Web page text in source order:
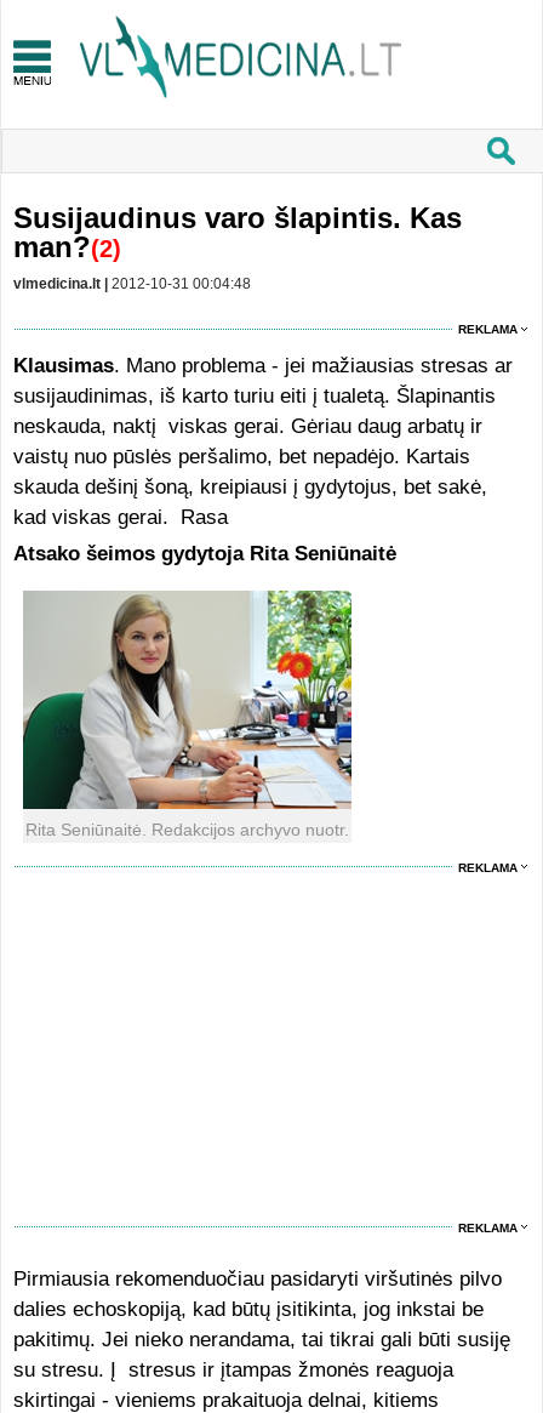
Susijaudinus varo šlapintis. Kas
man?(2)
vlmedicina.lt | 2012-10-31 00:04:48
REKLAMA
Klausimas. Mano problema - jei mažiausias stresas ar
susijaudinimas, iš karto turiu eiti į tualetą. Šlapinantis
neskauda, naktį viskas gerai. Gėriau daug arbatų ir
vaistų nuo pūslės peršalimo, bet nepadėjo. Kartais
skauda dešinį šoną, kreipiausi į gydytojus, bet sakė,
kad viskas gerai. Rasa
Atsako šeimos gydytoja Rita Seniūnaitė
Rita Seniūnaitė. Redakcijos archyvo nuotr.
REKLAMA
REKLAMA
Pirmiausia rekomenduočiau pasidaryti viršutinės pilvo
dalies echoskopiją, kad būtų įsitikinta, jog inkstai be
pakitimų. Jei nieko nerandama, tai tikrai gali būti susiję
su stresu. Į stresus ir įtampas žmonės reaguoja
skirtingai - vieniems prakaituoja delnai, kitiems